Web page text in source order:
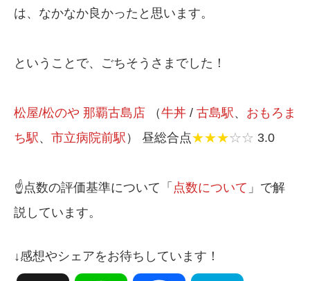
は、なかなか良かったと思います。
ということで、ごちそうさまでした！
松屋/松のや 那覇古島店 （牛丼 / 古島駅、 おもろま
ち駅、 市立病院前駅 ） 昼総合点★★★☆☆ 3.0
☝️点数の評価基準について「 点数について 」で解
説しています。
↓感想やシェアをお待ちしています！